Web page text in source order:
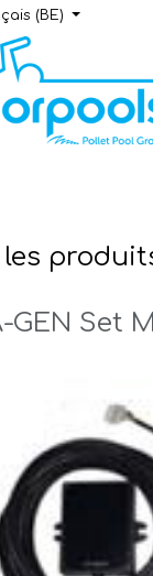
(BE)
les
GEN Set